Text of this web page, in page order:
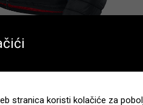
stranica koristi kolačiće za